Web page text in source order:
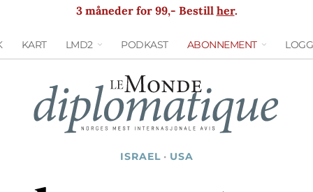
3 måneder for 99,- Bestill her.
KART LMD2 PODKAST ABONNEMENT
ISRAEL · USA